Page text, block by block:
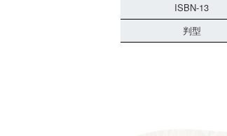
ISBN-13
判型